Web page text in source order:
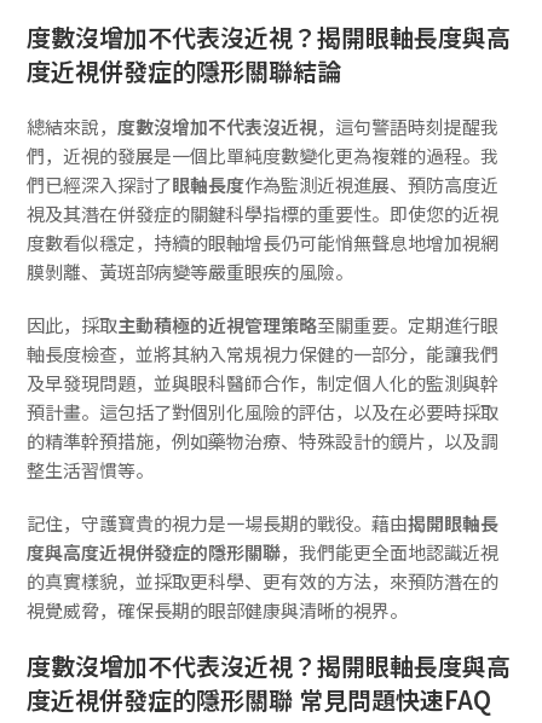
度數沒增加不代表沒近視？揭開眼軸長度與高
度近視併發症的隱形關聯結論
總結來說， 度數沒增加不代表沒近視，這句警語時刻提醒我
們，近視的發展是一個比單純度數變化更為複雜的過程。我
們已經深入探討了眼軸長度作為監測近視進展、預防高度近
視及其潛在併發症的關鍵科學指標的重要性。即使您的近視
度數看似穩定，持續的眼軸增長仍可能悄無聲息地增加視網
膜剝離、黃斑部病變等嚴重眼疾的風險。
因此，採取主動積極的近視管理策略至關重要。定期進行眼
軸長度檢查，並將其納入常規視力保健的一部分，能讓我們
及早發現問題，並與眼科醫師合作，制定個人化的監測與幹
預計畫。這包括了對個別化風險的評估，以及在必要時採取
的精準幹預措施，例如藥物治療、特殊設計的鏡片，以及調
整生活習慣等。
記住，守護寶貴的視力是一場長期的戰役。藉由揭開眼軸長
度與高度近視併發症的隱形關聯，我們能更全面地認識近視
的真實樣貌，並採取更科學、更有效的方法，來預防潛在的
視覺威脅，確保長期的眼部健康與清晰的視界。
度數沒增加不代表沒近視？揭開眼軸長度與高
度近視併發症的隱形關聯 常見問題快速FAQ